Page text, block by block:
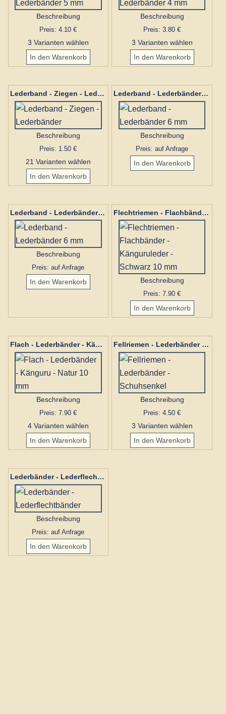
Beschreibung
Preis: 4.10 €
3 Varianten wählen
Beschreibung
Preis: 3.80 €
3 Varianten wählen
Lederband - Ziegen - Lederbänder
Beschreibung
Preis: 1.50 €
21 Varianten wählen
Lederband - Lederbänder 6 mm
Beschreibung
Preis: auf Anfrage
Lederband - Lederbänder 6 mm
Beschreibung
Preis: auf Anfrage
Flechtriemen - Flachbänder - Känguruleder - Schwarz 10 mm
Beschreibung
Preis: 7.90 €
Flach - Lederbänder - Känguru - Natur 10 mm
Beschreibung
Preis: 7.90 €
4 Varianten wählen
Fellriemen - Lederbänder - Schuhsenkel
Beschreibung
Preis: 4.50 €
3 Varianten wählen
Lederbänder - Lederflechtbänder
Beschreibung
Preis: auf Anfrage